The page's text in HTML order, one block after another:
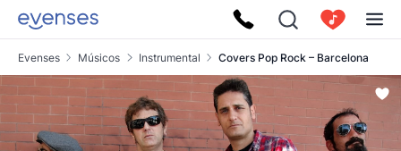
Evenses Músicos Instrumental Covers Pop Rock – Barcelona